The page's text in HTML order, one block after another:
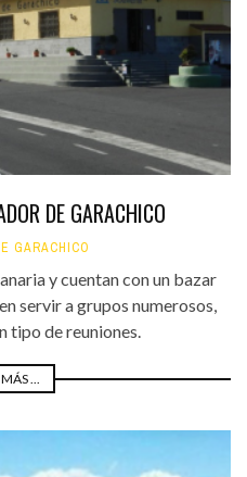
DE GARACHICO
GARACHICO
y cuentan con un bazar
servir a grupos numerosos,
tipo de reuniones.
...